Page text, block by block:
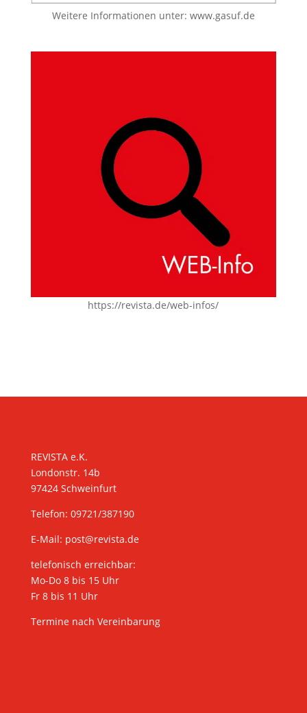
Weitere Informationen unter: www.gasuf.de
https://revista.de/web-infos/
REVISTA e.K.
Londonstr. 14b
97424 Schweinfurt
Telefon: 09721/387190
E-Mail: post@revista.de
telefonisch erreichbar:
Mo-Do 8 bis 15 Uhr
Fr 8 bis 11 Uhr
Termine nach Vereinbarung